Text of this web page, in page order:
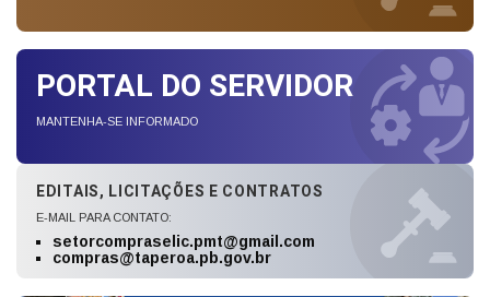
PORTAL DO SERVIDOR
MANTENHA-SE INFORMADO
EDITAIS, LICITAÇÕES E CONTRATOS
E-MAIL PARA CONTATO:
setorcompraselic.pmt@gmail.com
compras@taperoa.pb.gov.br